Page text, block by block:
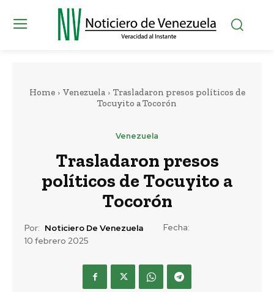
Home Venezuela
Trasladaron presos políticos de
Tocuyito a Tocorón
Venezuela
Trasladaron presos
políticos de Tocuyito a
Tocorón
Por: Noticiero De Venezuela
Fecha:
10 febrero 2025